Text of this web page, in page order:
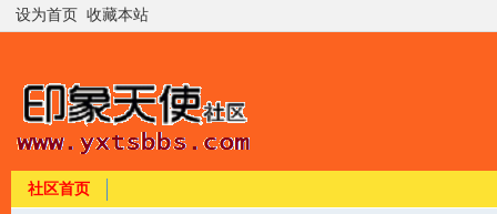
设为首页 收藏本站
社区首页